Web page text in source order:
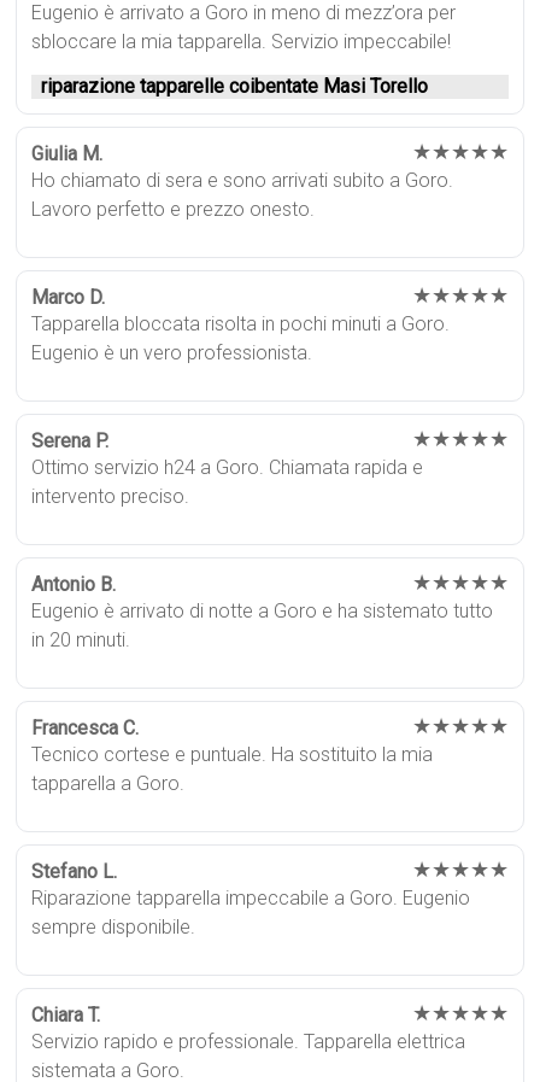
Eugenio è arrivato a Goro in meno di mezz’ora per
sbloccare la mia tapparella. Servizio impeccabile!
riparazione tapparelle coibentate Masi Torello
Giulia M. ★★★★★
Ho chiamato di sera e sono arrivati subito a Goro.
Lavoro perfetto e prezzo onesto.
Marco D. ★★★★★
Tapparella bloccata risolta in pochi minuti a Goro.
Eugenio è un vero professionista.
Serena P. ★★★★★
Ottimo servizio h24 a Goro. Chiamata rapida e
intervento preciso.
Antonio B. ★★★★★
Eugenio è arrivato di notte a Goro e ha sistemato tutto
in 20 minuti.
Francesca C. ★★★★★
Tecnico cortese e puntuale. Ha sostituito la mia
tapparella a Goro.
Stefano L. ★★★★★
Riparazione tapparella impeccabile a Goro. Eugenio
sempre disponibile.
Chiara T. ★★★★★
Servizio rapido e professionale. Tapparella elettrica
sistemata a Goro.